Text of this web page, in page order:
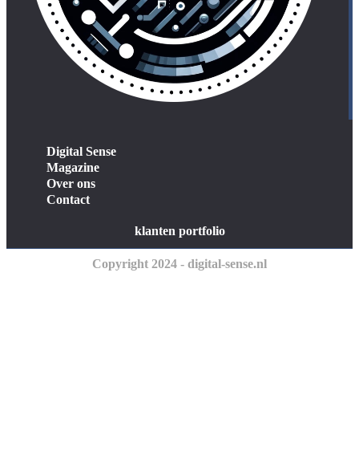
Digital Sense
Magazine
Over ons
Contact
klanten portfolio
Copyright 2024 - digital-sense.nl